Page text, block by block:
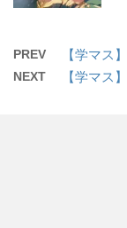
PREV 【学マス
NEXT 【学マス